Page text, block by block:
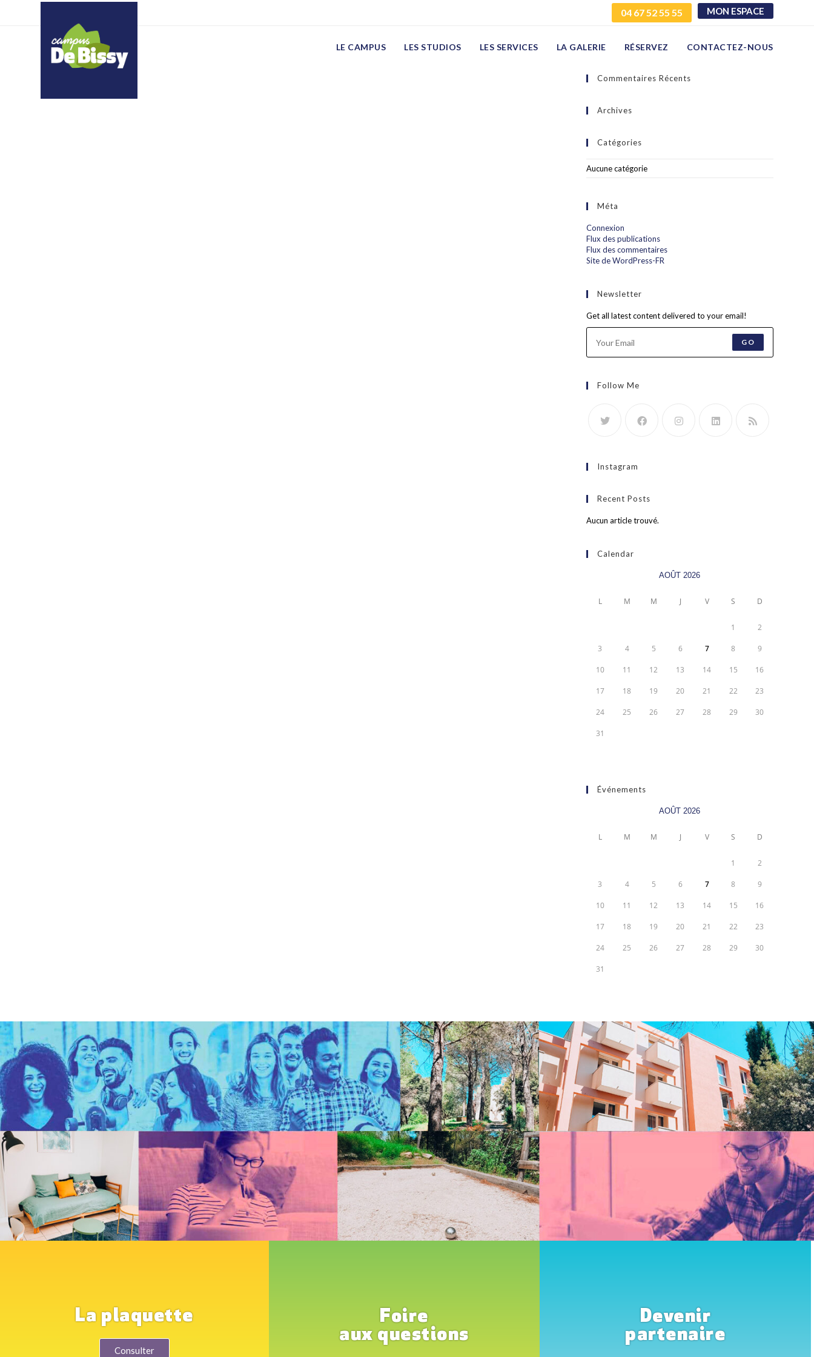
04 67 52 55 55 MON ESPACE
LE CAMPUS LES STUDIOS LES SERVICES LA GALERIE RÉSERVEZ CONTACTEZ-NOUS
RvYowDkRJMhyNxkVglXNg AkEzDzZSalqiqGdp
Commentaires Récents
Archives
Catégories
Aucune catégorie
Méta
Connexion
Flux des publications
Flux des commentaires
Site de WordPress-FR
Newsletter
Get all latest content delivered to your email!
GO
Follow Me
Instagram
Recent Posts
Aucun article trouvé.
Calendar
AOÛT 2026
L M M J V S D
1 2
3 4 5 6 7 8 9
10 11 12 13 14 15 16
17 18 19 20 21 22 23
24 25 26 27 28 29 30
31
Événements
AOÛT 2026
L M M J V S D
1 2
3 4 5 6 7 8 9
10 11 12 13 14 15 16
17 18 19 20 21 22 23
24 25 26 27 28 29 30
31
La plaquette
Consulter
Foire
aux questions
Devenir
partenaire